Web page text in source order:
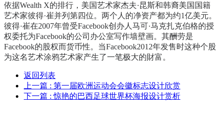
依据Wealth X的排行，美国艺术家杰夫·昆斯和韩裔美国国籍
艺术家彼得·崔并列第四位。两个人的净资产都为约1亿美元。
彼得·崔在2007年曾受Facebook创办人马可·马克扎克伯格的授
权委托为Facebook的公司办公室写作墙壁画。其酬劳是
Facebook的股权而货币性。当Facebook2012年发售时这种个股
为这名艺术涂鸦艺术家产生了一笔极大的財富。
返回列表
上一篇 : 第一届欧洲运动会会徽标志设计欣赏
下一篇 : 惊艳的巴西足球世界杯海报设计赏析